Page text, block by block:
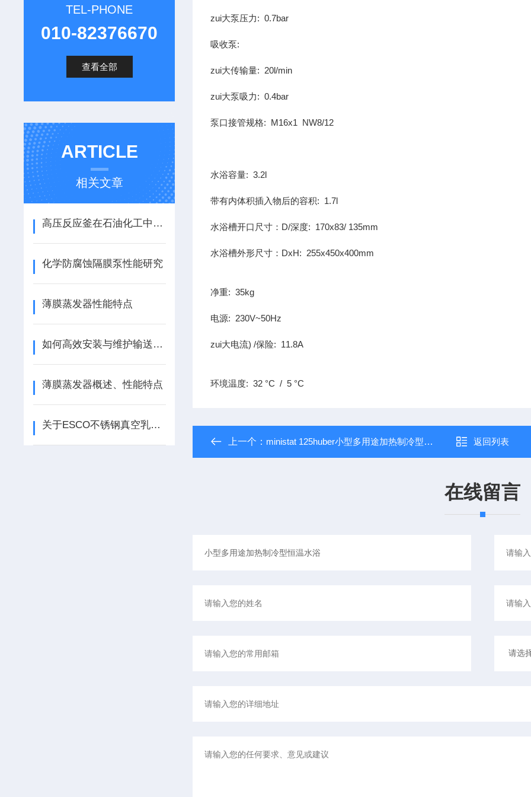
TEL-PHONE
010-82376670
查看全部
ARTICLE
相关文章
高压反应釜在石油化工中的关键角色说明
化学防腐蚀隔膜泵性能研究
薄膜蒸发器性能特点
如何高效安装与维护输送液体插桶泵？
薄膜蒸发器概述、性能特点
关于ESCO不锈钢真空乳化装置的优势解析
zui大泵压力: 0.7bar
吸收泵:
zui大传输量: 20l/min
zui大泵吸力: 0.4bar
泵口接管规格: M16x1 NW8/12
水浴容量: 3.2l
带有内体积插入物后的容积: 1.7l
水浴槽开口尺寸：D/深度: 170x83/ 135mm
水浴槽外形尺寸：DxH: 255x450x400mm
净重: 35kg
电源: 230V~50Hz
zui大电流) /保险: 11.8A
环境温度: 32 °C / 5 °C
上一个： ministat 125huber小型多用途加热制冷型恒温水浴 返回列表
在线留言